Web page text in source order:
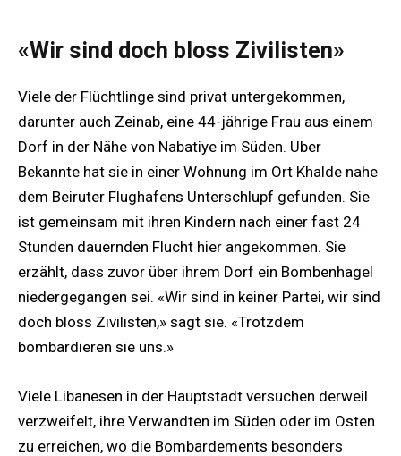
«Wir sind doch bloss Zivilisten»
Viele der Flüchtlinge sind privat untergekommen,
darunter auch Zeinab, eine 44-jährige Frau aus einem
Dorf in der Nähe von Nabatiye im Süden. Über
Bekannte hat sie in einer Wohnung im Ort Khalde nahe
dem Beiruter Flughafens Unterschlupf gefunden. Sie
ist gemeinsam mit ihren Kindern nach einer fast 24
Stunden dauernden Flucht hier angekommen. Sie
erzählt, dass zuvor über ihrem Dorf ein Bombenhagel
niedergegangen sei. «Wir sind in keiner Partei, wir sind
doch bloss Zivilisten,» sagt sie. «Trotzdem
bombardieren sie uns.»
Viele Libanesen in der Hauptstadt versuchen derweil
verzweifelt, ihre Verwandten im Süden oder im Osten
zu erreichen, wo die Bombardements besonders